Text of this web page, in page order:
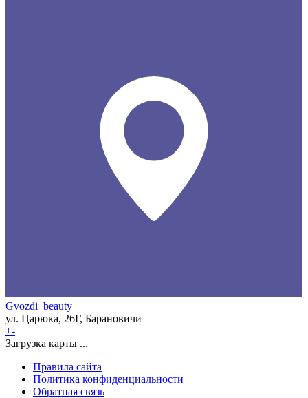
Gvozdi_beauty
ул. Царюка, 26Г, Барановичи
+-
Загрузка карты ...
Правила сайта
Политика конфиденциальности
Обратная связь